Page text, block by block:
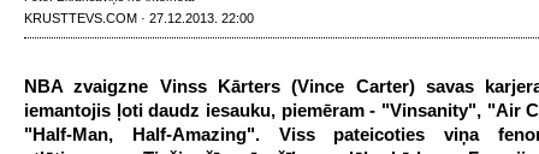
KRUSTTEVS.COM · 27.12.2013. 22:00
NBA zvaigzne Vinss Kārters (Vince Carter) savas
iemantojis ļoti daudz iesauku, piemēram - "Vinsanity", "Air
"Half-Man, Half-Amazing". Viss pateicoties viņa